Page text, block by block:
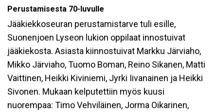
Perustamisesta 70-luvulle
Jääkiekkoseuran perustamistarve tuli esille,
Suonenjoen Lyseon lukion oppilaat innostuivat
jääkiekosta. Asiasta kiinnostuivat Markku Järviaho,
Mikko Järviaho, Tuomo Boman, Reino Sikanen, Matti
Vaittinen, Heikki Kiviniemi, Jyrki Iivanainen ja Heikki
Sivonen. Mukaan kelputettiin myös kuusi
nuorempaa: Timo Vehviläinen, Jorma Oikarinen,